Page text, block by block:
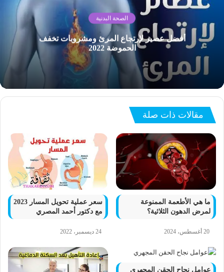
الصحة البدنية
أفضل عصير لإرتجاع المرئ ومشروبات تخفف
الحموضة 2022
مقالات ذات صلة
ما هي الأطعمة الممنوعة
لمرض الدهون الثلاثية؟
20 أغسطس، 2024
سعر عملية تحويل المسار 2023
مع دكتور أحمد المصري
24 ديسمبر، 2022
عوامل نجاح الحقن المجهري